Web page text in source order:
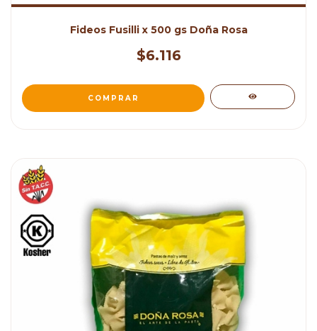
Fideos Fusilli x 500 gs Doña Rosa
$6.116